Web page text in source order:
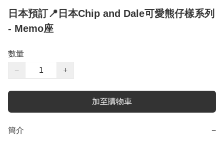
日本預訂📍日本Chip and Dale可愛熊仔樣系列
- Memo座
數量
−
+
加至購物車
簡介 −